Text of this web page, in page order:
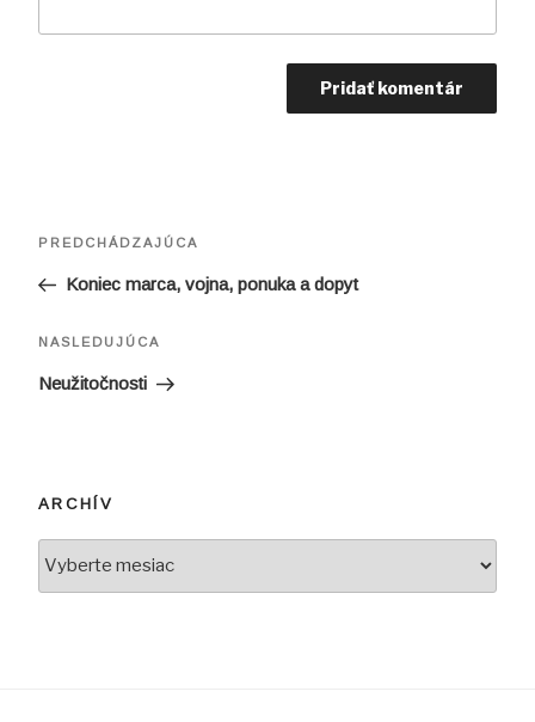
článku
Predchádzajúci
PREDCHÁDZAJÚCA
Koniec marca, vojna, ponuka a dopyt
Ďalší
NASLEDUJÚCA
Neužitočnosti
ARCHÍV